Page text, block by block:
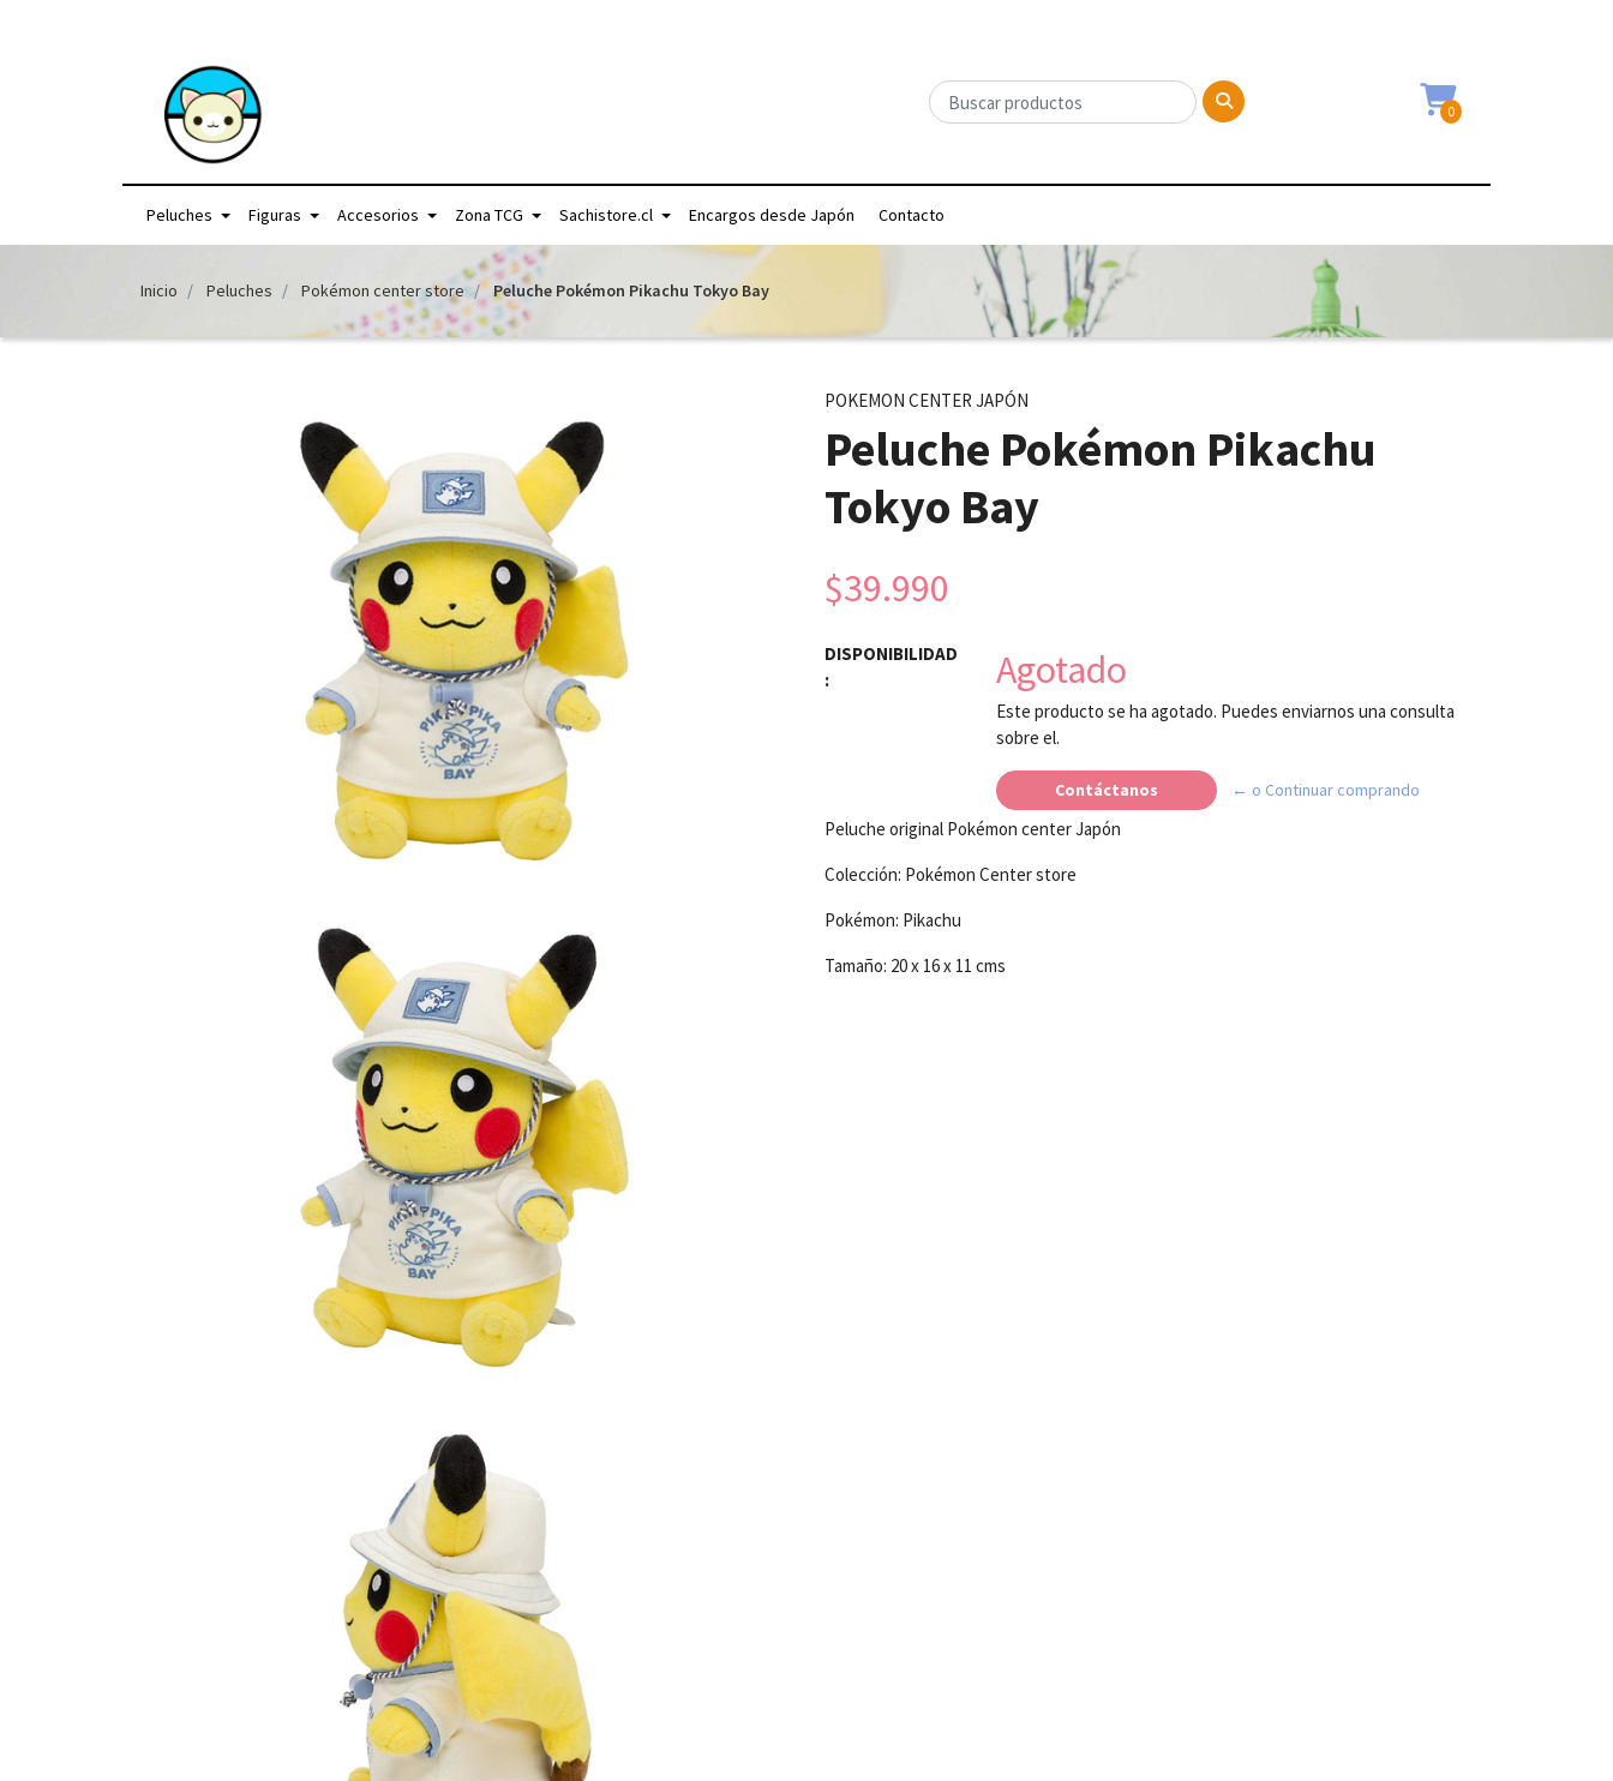
0
Peluches Figuras Accesorios Zona TCG Sachistore.cl Encargos desde Japón Contacto
Inicio Peluches Pokémon center store Peluche Pokémon Pikachu Tokyo Bay
POKEMON CENTER JAPÓN
Peluche Pokémon Pikachu
Tokyo Bay
$39.990
DISPONIBILIDAD
:
Agotado
Este producto se ha agotado. Puedes enviarnos una consulta
sobre el.
Contáctanos ← o Continuar comprando
Peluche original Pokémon center Japón
Colección: Pokémon Center store
Pokémon: Pikachu
Tamaño: 20 x 16 x 11 cms